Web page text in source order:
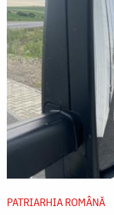
PATRIARHIA ROMÂNĂ